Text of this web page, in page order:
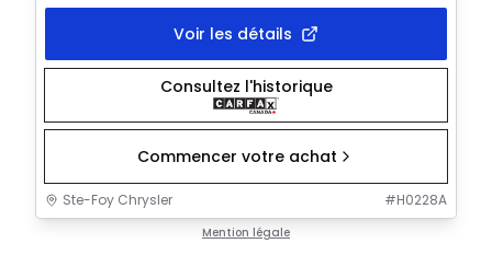
Voir les détails
Consultez l'historique
Commencer votre achat
Ste-Foy Chrysler #H0228A
Mention légale